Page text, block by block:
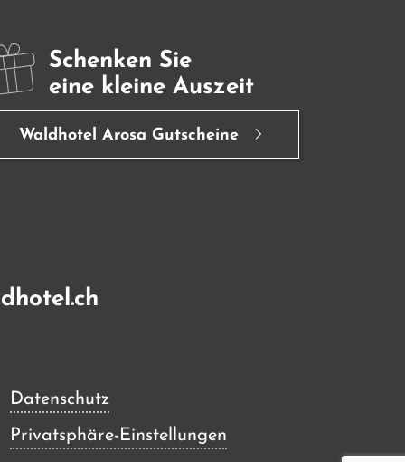
Schenken Sie
eine kleine Auszeit
Waldhotel Arosa Gutscheine
Datenschutz
Privatsphäre-Einstellungen